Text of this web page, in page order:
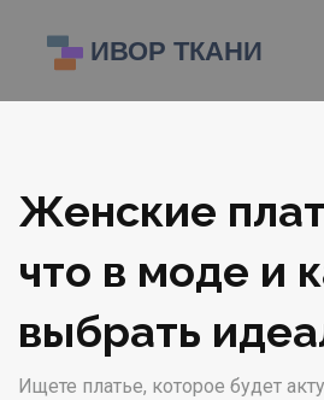
Женские
что в моде и
выбрать
Ищете платье, которое будет